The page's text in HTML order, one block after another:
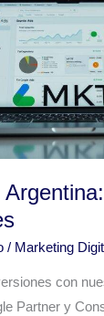
/ Marketing
con
Partner y